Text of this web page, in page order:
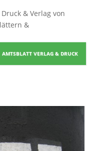
Druck & Verlag von
&
AMTSBLATT VERLAG & DRUCK